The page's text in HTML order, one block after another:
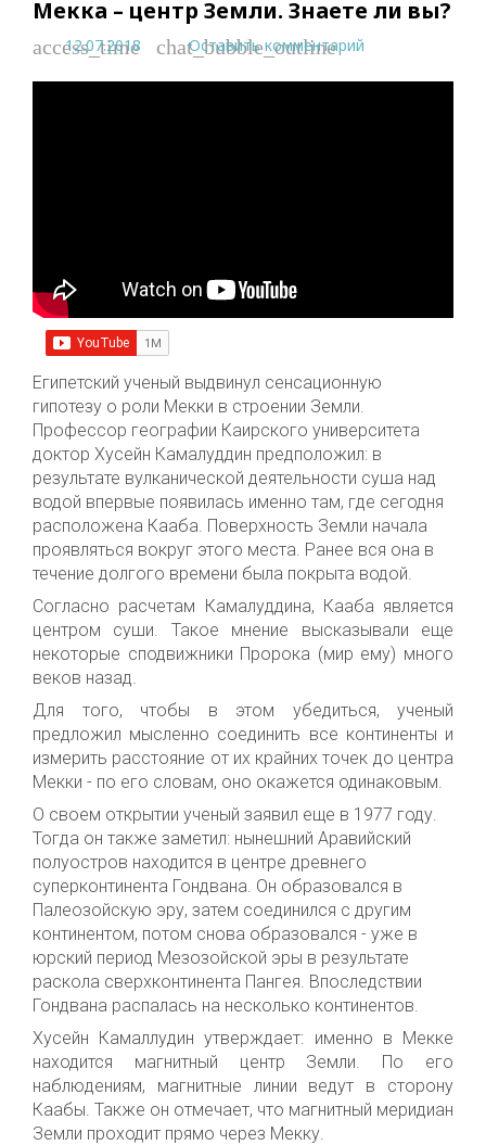
Мекка – центр Земли. Знаете ли вы?
access_time
12.07.2018 chat_bubble_outline
Оставить комментарий
Египетский ученый выдвинул сенсационную
гипотезу о роли Мекки в строении Земли.
Профессор географии Каирского университета
доктор Хусейн Камалуддин предположил: в
результате вулканической деятельности суша над
водой впервые появилась именно там, где сегодня
расположена Кааба. Поверхность Земли начала
проявляться вокруг этого места. Ранее вся она в
течение долгого времени была покрыта водой.
Согласно расчетам Камалуддина, Кааба является
центром суши. Такое мнение высказывали еще
некоторые сподвижники Пророка (мир ему) много
веков назад.
Для того, чтобы в этом убедиться, ученый
предложил мысленно соединить все континенты и
измерить расстояние от их крайних точек до центра
Мекки - по его словам, оно окажется одинаковым.
О своем открытии ученый заявил еще в 1977 году.
Тогда он также заметил: нынешний Аравийский
полуостров находится в центре древнего
суперконтинента Гондвана. Он образовался в
Палеозойскую эру, затем соединился с другим
континентом, потом снова образовался - уже в
юрский период Мезозойской эры в результате
раскола сверхконтинента Пангея. Впоследствии
Гондвана распалась на несколько континентов.
Хусейн Камаллудин утверждает: именно в Мекке
находится магнитный центр Земли. По его
наблюдениям, магнитные линии ведут в сторону
Каабы. Также он отмечает, что магнитный меридиан
Земли проходит прямо через Мекку.